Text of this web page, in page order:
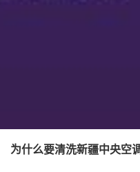
为什么要清洗新疆中央空